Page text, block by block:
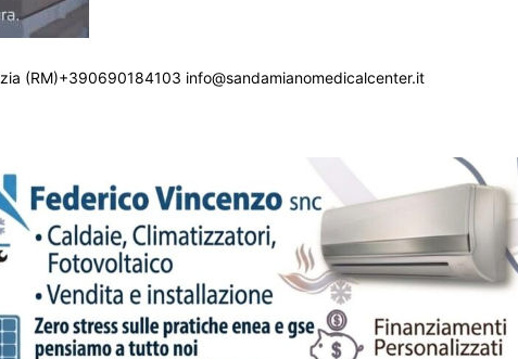
(RM)+390690184103 info@sandamianomedicalcenter.it